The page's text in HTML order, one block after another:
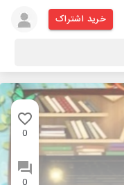
خرید اشتراک
0